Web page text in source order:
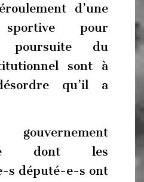
d’une
sportive pour
du
sont à
qu’il a
dont les
s député-e-s ont